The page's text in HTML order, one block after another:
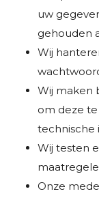
uw
gehouden
Wij
Wij maken
om deze
technische
Wij testen
Onze